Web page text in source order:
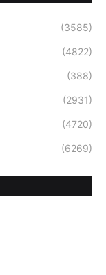
(3585)
(4822)
(388)
(2931)
(4720)
(6269)